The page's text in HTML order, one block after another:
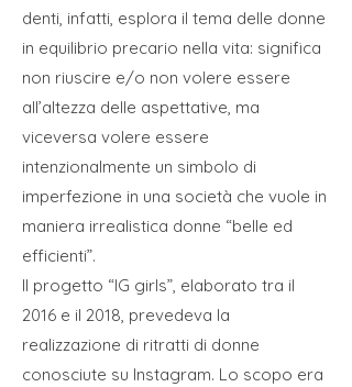
denti, infatti, esplora il tema delle donne
in equilibrio precario nella vita: significa
non riuscire e/o non volere essere
all’altezza delle aspettative, ma
viceversa volere essere
intenzionalmente un simbolo di
imperfezione in una società che vuole in
maniera irrealistica donne “belle ed
efficienti”.
Il progetto “IG girls”, elaborato tra il
2016 e il 2018, prevedeva la
realizzazione di ritratti di donne
conosciute su Instagram. Lo scopo era